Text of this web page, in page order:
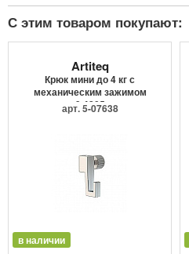
С этим товаром покупают:
Artiteq
Крюк мини до 4 кг с
механическим зажимом
9.4205
арт. 5-07638
в наличии